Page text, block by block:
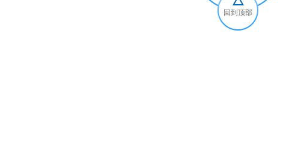
回到顶部